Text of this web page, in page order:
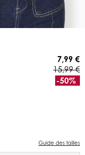
7,99 €
15,99 €
-50%
Guide des tailles